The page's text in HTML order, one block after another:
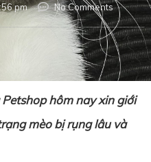
pm No Comments
hôm nay xin giới
mèo bị rụng lâu và